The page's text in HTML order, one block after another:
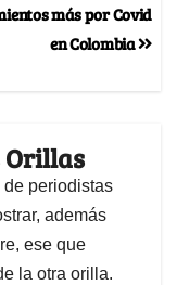
más por Covid
en Colombia
Orillas
periodistas
además
ese que
la otra orilla.